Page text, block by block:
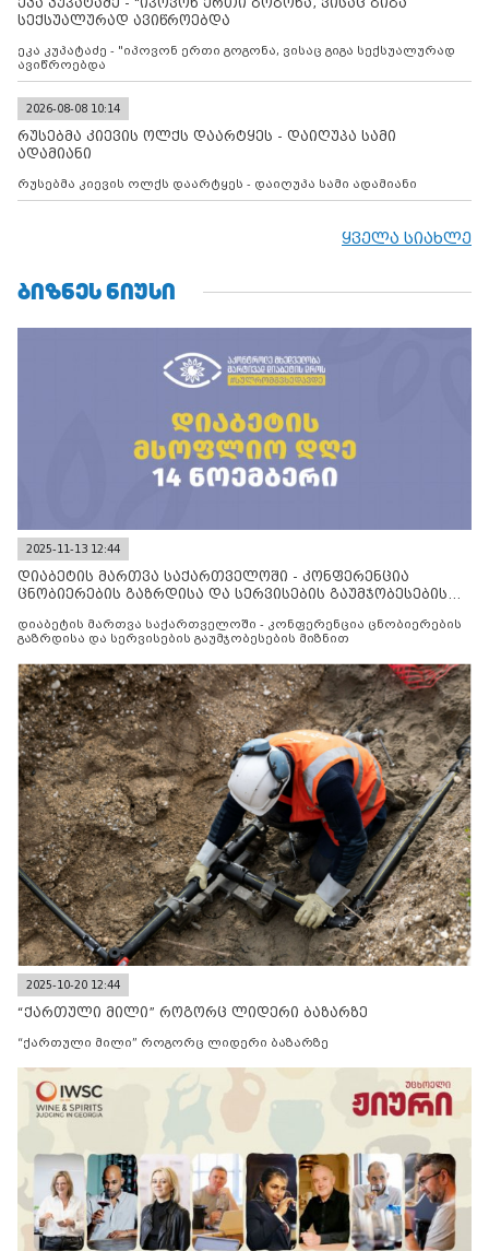
ფაქტობრივი ანექსიისკენ
ეკა კუპატაძე - "იპოვონ ერთი გოგონა, ვისაც გიგა
სექსუალურად ავიწროებდა
ეკა კუპატაძე - "იპოვონ ერთი გოგონა, ვისაც გიგა სექსუალურად
ავიწროებდა
2026-08-08 10:14
რუსებმა კიევის ოლქს დაარტყეს - დაიღუპა სამი
ადამიანი
რუსებმა კიევის ოლქს დაარტყეს - დაიღუპა სამი ადამიანი
ყველა სიახლე
ᲑᲘᲖᲜᲔᲡ ᲜᲘᲣᲡᲘ
2025-11-13 12:44
დიაბეტის მართვა საქართველოში - კონფერენცია
ცნობიერების გაზრდისა და სერვისების გაუმჯობესების
დიაბეტის მართვა საქართველოში - კონფერენცია ცნობიერების
გაზრდისა და სერვისების გაუმჯობესების მიზნით
2025-10-20 12:44
“ქართული მილი” როგორც ლიდერი ბაზარზე
“ქართული მილი” როგორც ლიდერი ბაზარზე